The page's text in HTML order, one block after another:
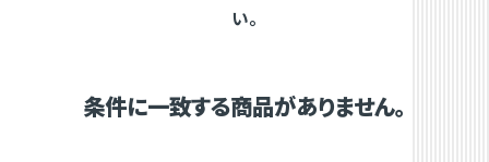
い。
条件に一致する商品がありません。